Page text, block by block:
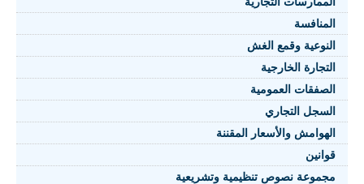
المنافسة
النوعية وقمع الغش
التجارة الخارجية
الصفقات العمومية
السجل التجاري
الهوامش والأسعار المقننة
قوانين
مجموعة نصوص تنظيمية وتشريعية